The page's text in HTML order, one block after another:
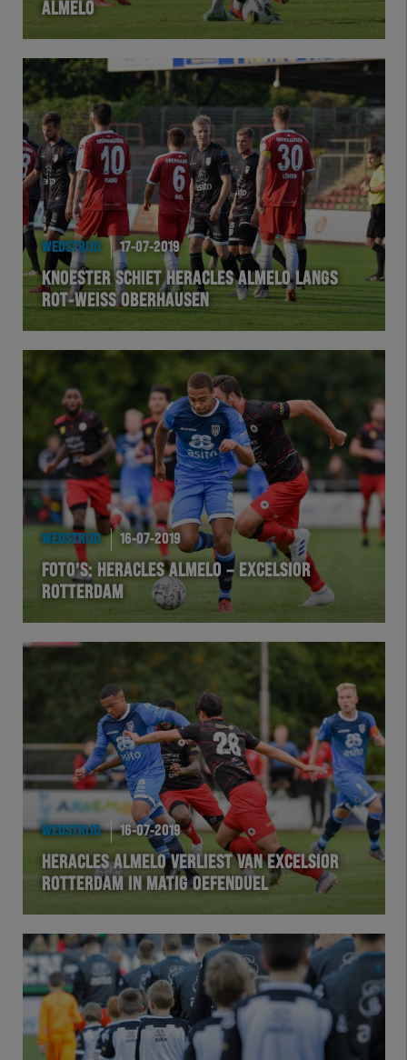
HERTEL
Natuurgras
Wedstrijd
Heracles
BusinessClub
Foundation
Team Zwart Wit
Futsal
eSports
Academie
ALMELO
WEDSTRIJD 17-07-2019
KNOESTER SCHIET HERACLES ALMELO LANGS
ROT-WEISS OBERHAUSEN
WEDSTRIJD 16-07-2019
FOTO’S: HERACLES ALMELO – EXCELSIOR
ROTTERDAM
WEDSTRIJD 16-07-2019
HERACLES ALMELO VERLIEST VAN EXCELSIOR
ROTTERDAM IN MATIG OEFENDUEL